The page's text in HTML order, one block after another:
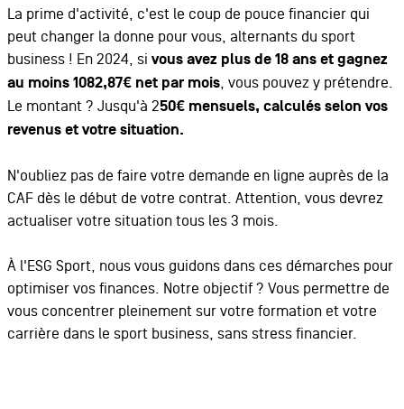
La prime d'activité, c'est le coup de pouce financier qui
peut changer la donne pour vous, alternants du sport
business ! En 2024, si vous avez plus de 18 ans et gagnez
au moins 1082,87€ net par mois, vous pouvez y prétendre.
Le montant ? Jusqu'à 250€ mensuels, calculés selon vos
revenus et votre situation.
N'oubliez pas de faire votre demande en ligne auprès de la
CAF dès le début de votre contrat. Attention, vous devrez
actualiser votre situation tous les 3 mois.
À l'ESG Sport, nous vous guidons dans ces démarches pour
optimiser vos finances. Notre objectif ? Vous permettre de
vous concentrer pleinement sur votre formation et votre
carrière dans le sport business, sans stress financier.